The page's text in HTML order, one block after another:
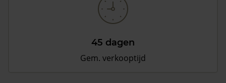
45 dagen
Gem. verkooptijd